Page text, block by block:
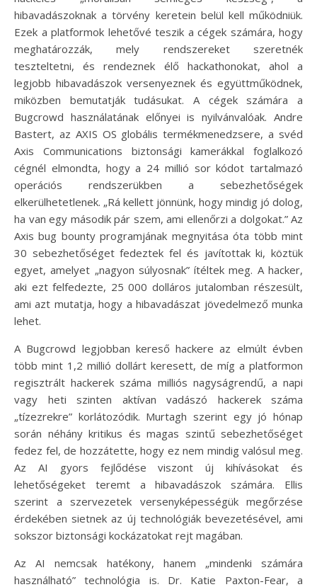
hibavadászoknak a törvény keretein belül kell működniük.
Ezek a platformok lehetővé teszik a cégek számára, hogy
meghatározzák, mely rendszereket szeretnék
teszteltetni, és rendeznek élő hackathonokat, ahol a
legjobb hibavadászok versenyeznek és együttműködnek,
miközben bemutatják tudásukat. A cégek számára a
Bugcrowd használatának előnyei is nyilvánvalóak. Andre
Bastert, az AXIS OS globális termékmenedzsere, a svéd
Axis Communications biztonsági kamerákkal foglalkozó
cégnél elmondta, hogy a 24 millió sor kódot tartalmazó
operációs rendszerükben a sebezhetőségek
elkerülhetetlenek. „Rá kellett jönnünk, hogy mindig jó dolog,
ha van egy második pár szem, ami ellenőrzi a dolgokat.” Az
Axis bug bounty programjának megnyitása óta több mint
30 sebezhetőséget fedeztek fel és javítottak ki, köztük
egyet, amelyet „nagyon súlyosnak” ítéltek meg. A hacker,
aki ezt felfedezte, 25 000 dolláros jutalomban részesült,
ami azt mutatja, hogy a hibavadászat jövedelmező munka
lehet.
A Bugcrowd legjobban kereső hackere az elmúlt évben
több mint 1,2 millió dollárt keresett, de míg a platformon
regisztrált hackerek száma milliós nagyságrendű, a napi
vagy heti szinten aktívan vadászó hackerek száma
„tízezrekre” korlátozódik. Murtagh szerint egy jó hónap
során néhány kritikus és magas szintű sebezhetőséget
fedez fel, de hozzátette, hogy ez nem mindig valósul meg.
Az AI gyors fejlődése viszont új kihívásokat és
lehetőségeket teremt a hibavadászok számára. Ellis
szerint a szervezetek versenyképességük megőrzése
érdekében sietnek az új technológiák bevezetésével, ami
sokszor biztonsági kockázatokat rejt magában.
Az AI nemcsak hatékony, hanem „mindenki számára
használható” technológia is. Dr. Katie Paxton-Fear, a